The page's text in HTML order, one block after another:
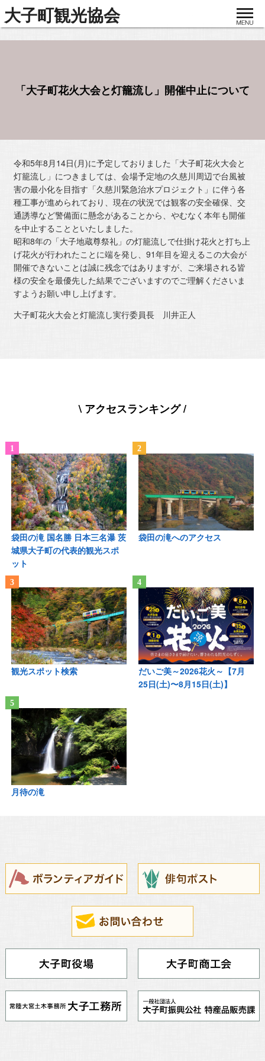
大子町観光協会 toggle
「大子町花火大会と灯籠流し」開催中止について
令和5年8月14日(月)に予定しておりました「大子町花火大会と
灯籠流し」につきましては、会場予定地の久慈川周辺で台風被
害の最小化を目指す「久慈川緊急治水プロジェクト」に伴う各
種工事が進められており、現在の状況では観客の安全確保、交
通誘導など警備面に懸念があることから、やむなく本年も開催
を中止することといたしました。
昭和8年の「大子地蔵尊祭礼」の灯籠流しで仕掛け花火と打ち上
げ花火が行われたことに端を発し、91年目を迎えるこの大会が
開催できないことは誠に残念ではありますが、ご来場される皆
様の安全を最優先した結果でございますのでご理解くださいま
すようお願い申し上げます。
大子町花火大会と灯籠流し実行委員長 川井正人
\ アクセスランキング /
袋田の滝 国名勝 日本三名瀑 茨
城県大子町の代表的観光スポ
ット
袋田の滝へのアクセス
観光スポット検索
だいご美～2026花火～【7月
25日(土)〜8月15日(土)】
月待の滝